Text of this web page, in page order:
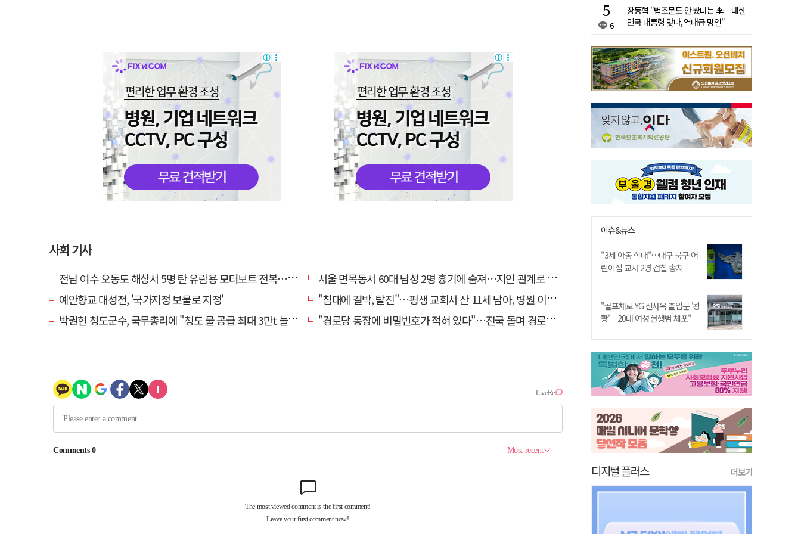
사회 기사
전남 여수 오동도 해상서 5명 탄 유람용 모터보트 전복…2명 숨져
서울 면목동서 60대 남성 2명 흉기에 숨져…지인 관계로 추정
예안향교 대성전, '국가지정 보물로 지정'
"침대에 결박, 탈진"…평생 교회서 산 11세 남아, 병원 이송 끝 숨져
박권현 청도군수, 국무총리에 "청도 물 공급 최대 3만t 늘려달라"
"경로당 통장에 비밀번호가 적혀 있다"…전국 돌며 경로당 13곳 턴 30대 구속
6
장동혁 "법조문도 안 봤다는 李…대한
민국 대통령 맞나, 역대급 망언"
이슈&뉴스
"3세 아동 학대"…대구 북구 어
린이집 교사 2명 검찰 송치
"골프채로 YG 신사옥 출입문 '쾅
쾅'…20대 여성 현행범 체포"
디지털 플러스 더보기